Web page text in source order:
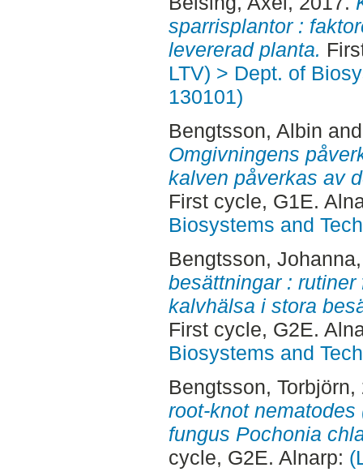
sparrisplantor :
levererad planta.
LTV) > Dept. of
130101)
Bengtsson, Albin
Omgivningens
kalven påverkas av
First cycle, G1E.
Biosystems and
Bengtsson, Johanna
besättningar :
kalvhälsa i stora
First cycle, G2E.
Biosystems and
Bengtsson, Torbjörn,
root-knot
fungus Pochonia
cycle, G2E. Alnarp: